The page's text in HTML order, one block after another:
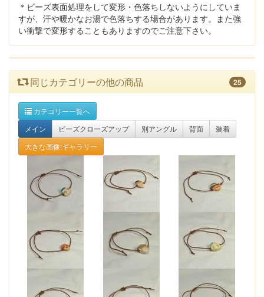
＊ビーズ表面処理をして変形・色落ちしないようにしていま
すが、汗や暖かなお湯で色落ちする場合があります。また強
い衝撃で変形することもありますのでご注意下さい。
同じカテゴリーの他の商品 25
カテゴリー一覧へ
メイン
ビーズクローズアップ 別アングル 背面
装着
大きな画像:ギャラリー